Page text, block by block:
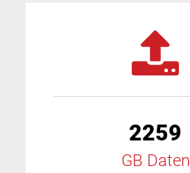
2259
GB Daten